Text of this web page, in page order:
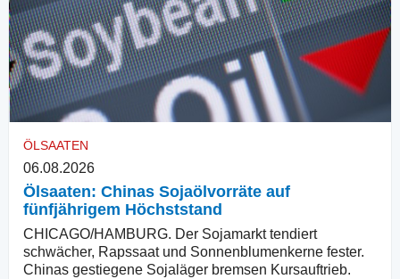
ÖLSAATEN
06.08.2026
Ölsaaten: Chinas Sojaölvorräte auf
fünfjährigem Höchststand
CHICAGO/HAMBURG. Der Sojamarkt tendiert
schwächer, Rapssaat und Sonnenblumenkerne fester.
Chinas gestiegene Sojaläger bremsen Kursauftrieb.